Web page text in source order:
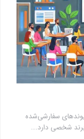
سفارشی‌شده
شخصی دارد.…